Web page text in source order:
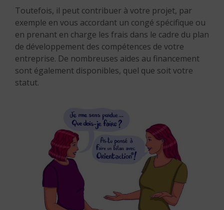
Toutefois, il peut contribuer à votre projet, par
exemple en vous accordant un congé spécifique ou
en prenant en charge les frais dans le cadre du plan
de développement des compétences de votre
entreprise. De nombreuses aides au financement
sont également disponibles, quel que soit votre
statut.